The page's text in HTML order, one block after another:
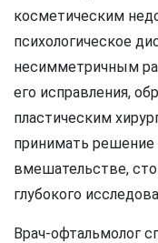
косметическим
психологическое
несимметричным
его исправления,
пластическим
принимать
вмешательстве,
глубокого
Врач-офтальмолог